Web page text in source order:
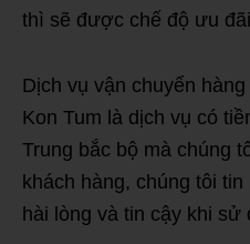
thì sẽ được chế độ ưu
Dịch vụ vận chuyển
Kon Tum là dịch vụ có
Trung bắc bộ mà chúng
khách hàng, chúng tôi
hài lòng và tin cậy khi sử